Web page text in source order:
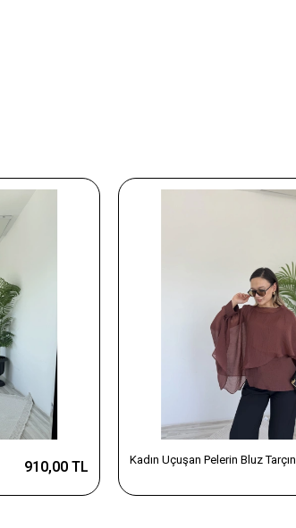
910,00 TL Kadın Uçuşan Pelerin Bluz Tarçın